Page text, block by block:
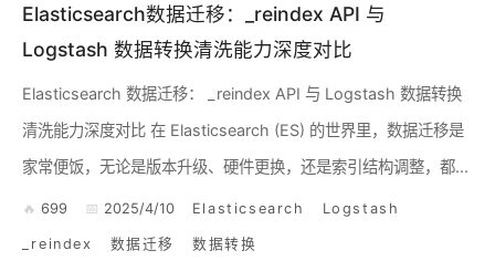
Elasticsearch数据迁移：_reindex API 与
Logstash 数据转换清洗能力深度对比
Elasticsearch 数据迁移： _reindex API 与 Logstash 数据转换
清洗能力深度对比 在 Elasticsearch (ES) 的世界里，数据迁移是
家常便饭，无论是版本升级、硬件更换，还是索引结构调整，都...
699 2025/4/10 Elasticsearch Logstash
_reindex 数据迁移 数据转换